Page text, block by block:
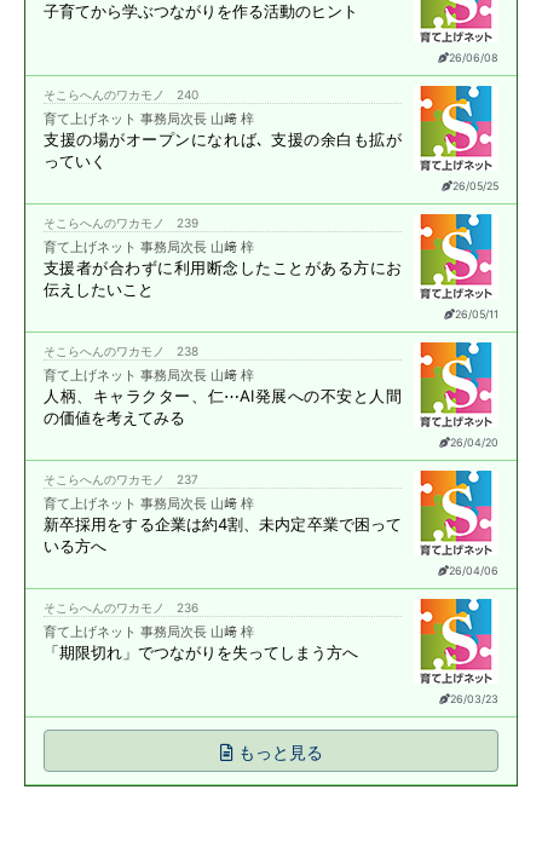
26/06/08
子育てから学ぶつながりを作る活動のヒント
26/05/25
そこらへんのワカモノ 240
育て上げネット 事務局次長 山﨑 梓
支援の場がオープンになれば､支援の余白も拡が
っていく
26/05/11
そこらへんのワカモノ 239
育て上げネット 事務局次長 山﨑 梓
支援者が合わずに利用断念したことがある方にお
伝えしたいこと
26/04/20
そこらへんのワカモノ 238
育て上げネット 事務局次長 山﨑 梓
人柄、キャラクター、仁⋯AI発展への不安と 人間
の価値を考えてみる
26/04/06
そこらへんのワカモノ 237
育て上げネット 事務局次長 山﨑 梓
新卒採用をする企業は約4割、未内定卒業で困って
いる方へ
26/03/23
そこらへんのワカモノ 236
育て上げネット 事務局次長 山﨑 梓
「期限切れ」でつながりを失ってしまう方へ
もっと見る